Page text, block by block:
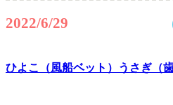
2022/6/29
ひよこ（風船ベット）うさぎ（歯